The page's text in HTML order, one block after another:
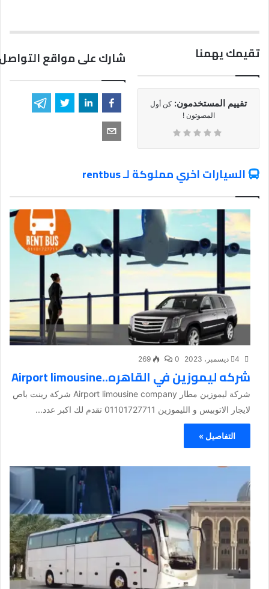
تقيمك يهمنا
تقييم المستخدمون: كن أول
المصوتون !
شارك على مواقع
السيارات اخري مملوكة لـ rentbus
4 ديسمبر، 2023 0
269
شركه ليموزين في القاهره..Airport limousine
شركة ليموزين مطار Airport limousine company شركة رينت باص
لايجار الاتوبيس و الليموزين 01101727711 تقدم لك اكبر عدد...
التفاصيل »